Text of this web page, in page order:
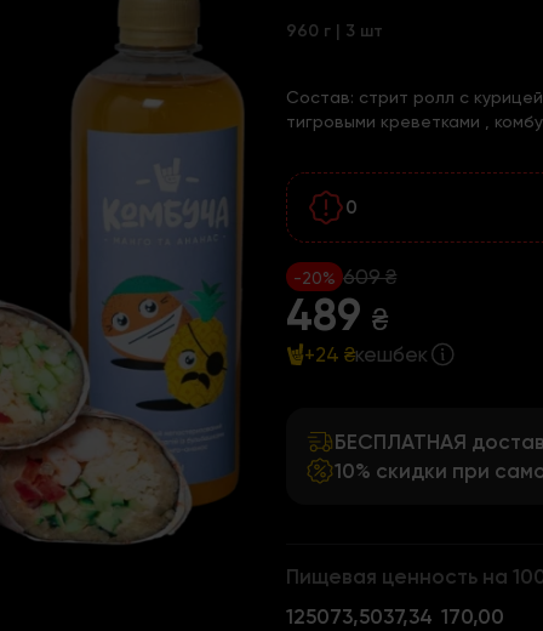
960 г | 3 шт
Состав: стрит ролл с
тигровыми креветками ,
0
609 ₴
-20%
489 ₴
+24 ₴кешбек
БЕСПЛАТНАЯ
10% скидки при
Пищевая ценность на
125073,5037,34 170,00